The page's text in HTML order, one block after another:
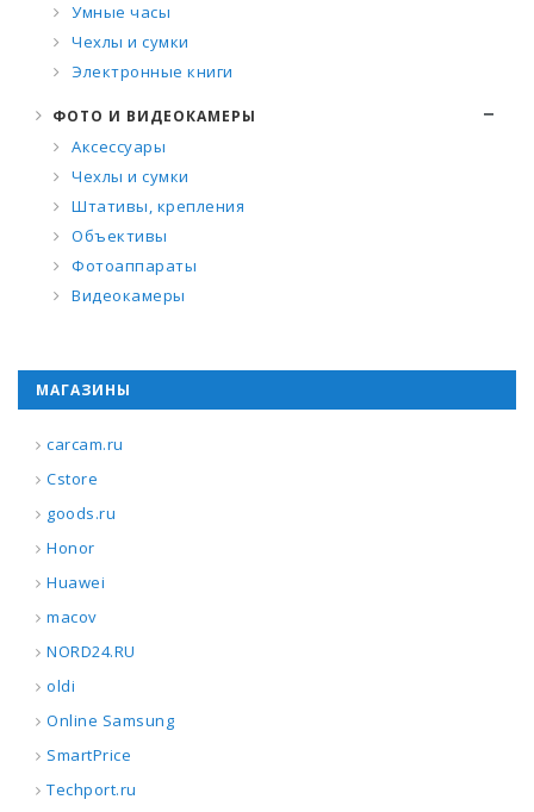
Умные часы
Чехлы и сумки
Электронные книги
ФОТО И ВИДЕОКАМЕРЫ
Аксессуары
Чехлы и сумки
Штативы, крепления
Объективы
Фотоаппараты
Видеокамеры
МАГАЗИНЫ
carcam.ru
Cstore
goods.ru
Honor
Huawei
macov
NORD24.RU
oldi
Online Samsung
SmartPrice
Techport.ru